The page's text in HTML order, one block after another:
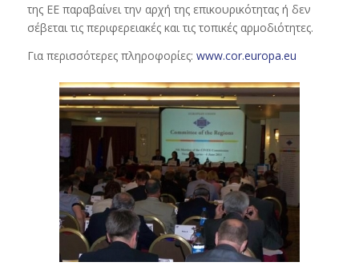
της ΕΕ παραβαίνει την αρχή της επικουρικότητας ή δεν
σέβεται τις περιφερειακές και τις τοπικές αρμοδιότητες.
Για περισσότερες πληροφορίες: www.cor.europa.eu